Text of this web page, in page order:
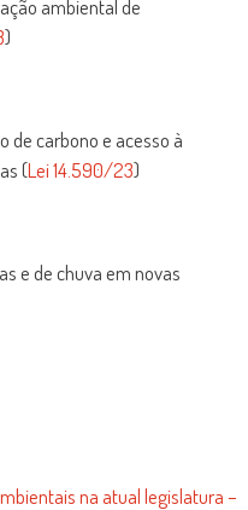
ambiental de
)
de carbono e acesso à
(Lei 14.590/23)
e de chuva em novas
na atual legislatura –